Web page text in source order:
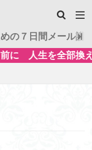
の７日間メール講
人生を全部換え